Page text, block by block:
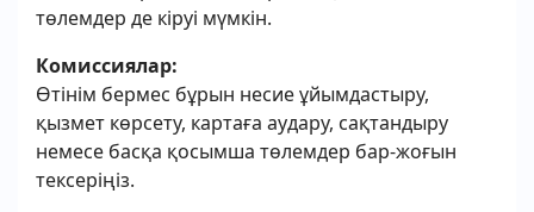
төлемдер де кіруі мүмкін.
Комиссиялар:
Өтінім бермес бұрын несие ұйымдастыру,
қызмет көрсету, картаға аудару, сақтандыру
немесе басқа қосымша төлемдер бар-жоғын
тексеріңіз.